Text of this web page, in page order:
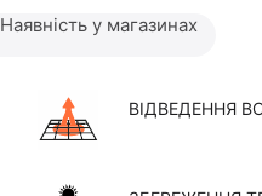
Наявність у магазинах
ВІДВЕДЕННЯ